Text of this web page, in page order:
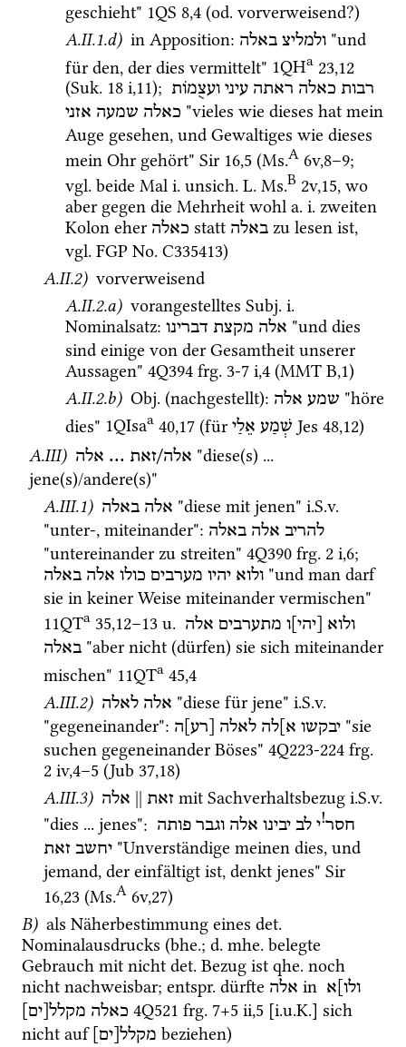
geschieht" 1QS 8,4 (od. vorverweisend?)
A.II.1.d) in Apposition: ולמליצ באלה
"und
für den, der dies vermittelt" 1QHa 23,12
(Suk. 18 i,11); רבות כאלה ראתה עיני ועצֻמֹות
כאלה שמעה אזני
"vieles wie dieses hat mein
Auge gesehen, und Gewaltiges wie dieses
mein Ohr gehört" Sir 16,5 (Ms.A 6v,8–9
vgl. beide Mal i. unsich. L. Ms.B 2v,15, wo
aber gegen die Mehrheit wohl a. i. zweiten
Kolon eher כאלה statt באלה
vgl. FGP No. C335413)
A.II.2) vorverweisend
A.II.2.a) vorangestelltes Subj. i.
Nominalsatz: אלה מקצת דברינו
"und dies
sind einige von der Gesamtheit unserer
Aussagen" 4Q394 frg. 3-7 i,4 (MMT B,1)
A.II.2.b) Obj. (nachgestellt): שמע אלה
"höre
dies" 1QIsaa 40,17 (für שְׁמַע אֵלַי Jes 48,12)
A.III) אלה/זאת ... אלה "diese(s) ...
jene(s)/andere(s)"
A.III.1)
אלה באלה "diese mit jenen" i.S.v.
"unter-, miteinander": להריב אלה באלה
"untereinander zu streiten" 4Q390 frg. 2 i,6
ולוא יהיו מערבים כולו אלה באלה
"und man darf
11QTa 35,12–13 u. ולוא [יהי]ו מתערבים אלה
באלה "aber nicht (dürfen) sie sich miteinander
mischen" 11QTa 45,4
A.III.2) אלה לאלה "diese für jene" i.S.v.
"gegeneinander": יבקשו א]לה לאלה [רע]ה
"sie
suchen gegeneinander Böses" 4Q223-224 frg.
2 iv,4–5 (Jub 37,18)
A.III.3) אלה || זאת mit Sachverhaltsbezug i.S.v.
"dies ... jenes": חסר!י לב יבינו אלה וגבר פותה
יחשב זאת
"Unverständige meinen dies, und
jemand, der einfältigt ist, denkt jenes" Sir
16,23 (Ms.A 6v,27)
B) als Näherbestimmung eines det.
Nominalausdrucks (bhe.; d. mhe. belegte
Gebrauch mit nicht det. Bezug ist qhe. noch
nicht nachweisbar; entspr. dürfte אלה in ולו]א
כאלה מקלל[ים] 4Q521 frg. 7+5 ii,5 [i.u.K.] sich
nicht auf מקלל[ים] beziehen)